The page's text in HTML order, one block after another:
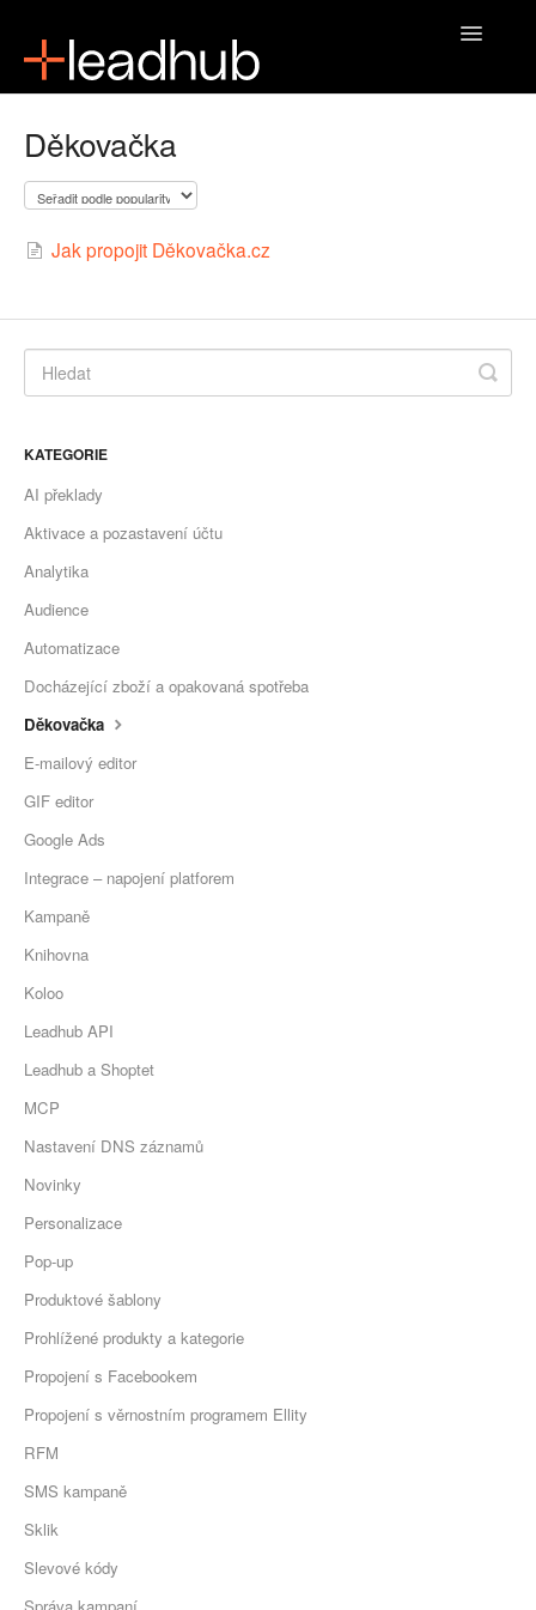
Toggle
Děkovačka
Jak propojit Děkovačka.cz
KATEGORIE
AI překlady
Aktivace a pozastavení účtu
Analytika
Audience
Automatizace
Docházející zboží a opakovaná spotřeba
Děkovačka
E-mailový editor
GIF editor
Google Ads
Integrace – napojení platforem
Kampaně
Knihovna
Koloo
Leadhub API
Leadhub a Shoptet
MCP
Nastavení DNS záznamů
Novinky
Personalizace
Pop-up
Produktové šablony
Prohlížené produkty a kategorie
Propojení s Facebookem
Propojení s věrnostním programem Ellity
RFM
SMS kampaně
Sklik
Slevové kódy